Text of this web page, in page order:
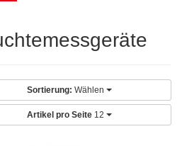
Sortierung: Wählen
Artikel pro Seite 12